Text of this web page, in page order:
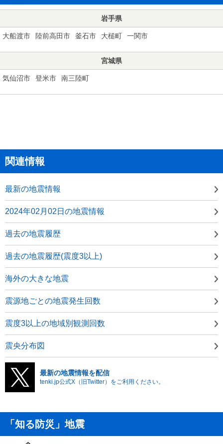
岩手県
大船渡市 陸前高田市 釜石市 大槌町 一関市
宮城県
気仙沼市 登米市 南三陸町
関連情報
最新の地震情報
2024年02月02日の地震情報
過去の地震履歴
過去の地震履歴(震度3以上)
海外の大きな地震
震源地ごとの地震発生回数
震度3以上の地域別観測回数
震央分布図
最新の地震情報を配信
tenki.jp公式X（旧Twitter）をご利用ください。
「知る防災」地震